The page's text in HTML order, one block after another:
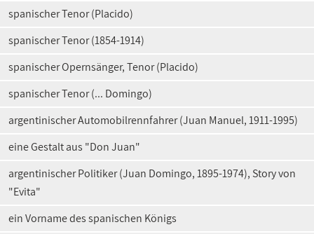
spanischer Tenor (Placido)
spanischer Tenor (1854-1914)
spanischer Opernsänger, Tenor (Placido)
spanischer Tenor (... Domingo)
argentinischer Automobilrennfahrer (Juan Manuel, 1911-1995)
eine Gestalt aus "Don Juan"
argentinischer Politiker (Juan Domingo, 1895-1974), Story von
"Evita"
ein Vorname des spanischen Königs